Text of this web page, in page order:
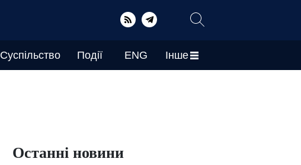
Суспільство Події ENG Інше
Останні новини